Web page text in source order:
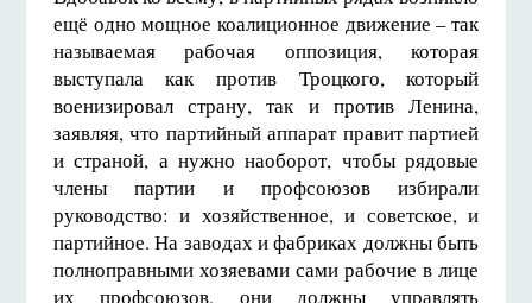
ещё одно мощное коалиционное движение – так
называемая рабочая оппозиция, которая
выступала как против Троцкого, который
военизировал страну, так и против Ленина,
заявляя, что партийный аппарат правит партией
и страной, а нужно наоборот, чтобы рядовые
члены партии и профсоюзов избирали
руководство: и хозяйственное, и советское, и
партийное. На заводах и фабриках должны быть
полноправными хозяевами сами рабочие в лице
их профсоюзов, они должны управлять